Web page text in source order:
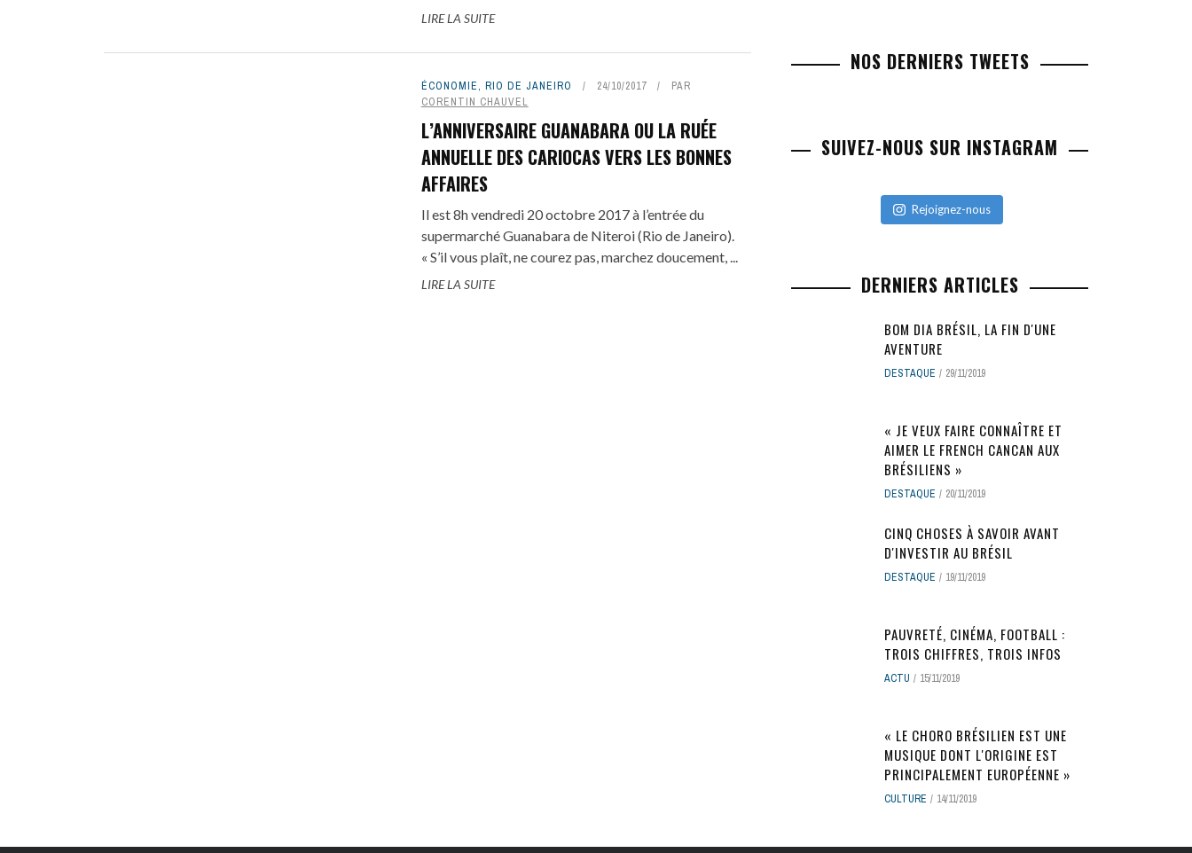
LIRE LA SUITE
ÉCONOMIE, RIO DE JANEIRO 24/10/2017
PAR
CORENTIN CHAUVEL
L’ANNIVERSAIRE GUANABARA OU LA RUÉE
ANNUELLE DES CARIOCAS VERS LES BONNES
AFFAIRES
Il est 8h vendredi 20 octobre 2017 à l’entrée du
supermarché Guanabara de Niteroi (Rio de Janeiro).
« S’il vous plaît, ne courez pas, marchez doucement, ...
LIRE LA SUITE
NOS DERNIERS TWEETS
SUIVEZ-NOUS SUR INSTAGRAM
Rejoignez-nous
DERNIERS ARTICLES
BOM DIA BRÉSIL, LA FIN D'UNE
AVENTURE
DESTAQUE 29/11/2019
« JE VEUX FAIRE CONNAÎTRE ET
AIMER LE FRENCH CANCAN AUX
BRÉSILIENS »
DESTAQUE 20/11/2019
CINQ CHOSES À SAVOIR AVANT
D'INVESTIR AU BRÉSIL
DESTAQUE 19/11/2019
PAUVRETÉ, CINÉMA, FOOTBALL :
TROIS CHIFFRES, TROIS INFOS
ACTU 15/11/2019
« LE CHORO BRÉSILIEN EST UNE
MUSIQUE DONT L'ORIGINE EST
PRINCIPALEMENT EUROPÉENNE »
CULTURE 14/11/2019